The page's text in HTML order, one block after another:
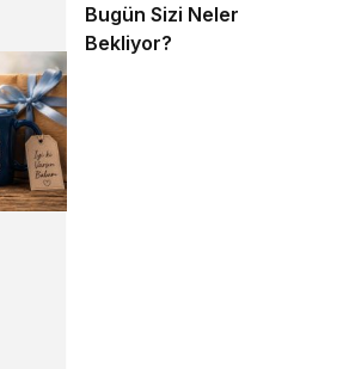
Bugün Sizi Neler
Bekliyor?